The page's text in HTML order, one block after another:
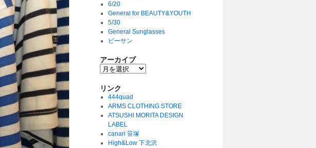
6/20
General for BEAUTY&YOUTH
5/30
General Sunglasses
ビーサン
アーカイブ
リンク
444quad
ARMS CLOTHING STORE
ATSUSHI MORITA DESIGN
LABEL
canari 笹塚
High&Low 下北沢